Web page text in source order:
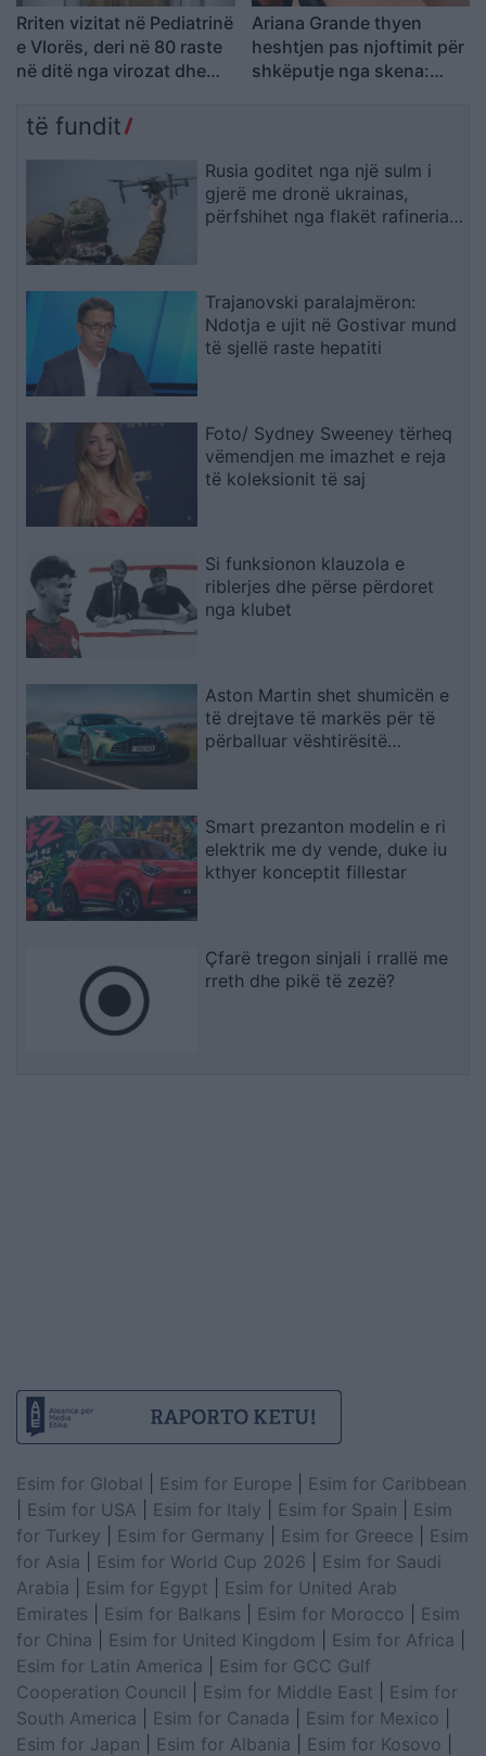
Rriten vizitat në Pediatrinë
e Vlorës, deri në 80 raste
në ditë nga virozat dhe
Ariana Grande thyen
heshtjen pas njoftimit për
shkëputje nga skena:
të fundit
Rusia goditet nga një sulm i
gjerë me dronë ukrainas,
përfshihet nga flakët rafineria
Trajanovski paralajmëron:
Ndotja e ujit në Gostivar mund
të sjellë raste hepatiti
Foto/ Sydney Sweeney tërheq
vëmendjen me imazhet e reja
të koleksionit të saj
Si funksionon klauzola e
riblerjes dhe përse përdoret
nga klubet
Aston Martin shet shumicën e
të drejtave të markës për të
përballuar vështirësitë
Smart prezanton modelin e ri
elektrik me dy vende, duke iu
kthyer konceptit fillestar
Çfarë tregon sinjali i rrallë me
rreth dhe pikë të zezë?
Esim for Global Esim for Europe
Esim for Caribbean
Esim for USA Esim for Italy Esim for Spain
Esim
for Turkey
Esim for Germany Esim for Greece
Esim
for Asia
Esim for World Cup 2026
Esim for Saudi
Arabia
Esim for Egypt
Esim for United Arab
Emirates
Esim for Balkans Esim for Morocco
Esim
for China
Esim for United Kingdom Esim for Africa
Esim for Latin America
Esim for GCC Gulf
Cooperation Council
Esim for Middle East
Esim for
South America
Esim for Canada Esim for Mexico
Esim for Japan
Esim for Albania Esim for Kosovo